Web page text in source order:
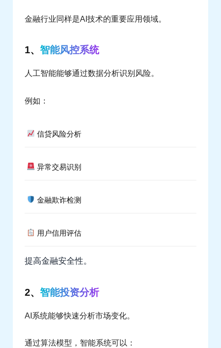
金融行业同样是AI技术的重要应用领域。
1、 智能风控系统
人工智能能够通过数据分析识别风险。
例如：
信贷风险分析
异常交易识别
金融欺诈检测
用户信用评估
提高金融安全性。
2、 智能投资分析
AI系统能够快速分析市场变化。
通过算法模型，智能系统可以：